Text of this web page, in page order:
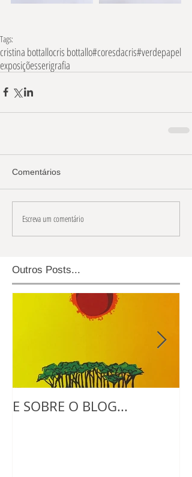
Tags:
cristina bottallocris bottallo#coresdacris#verdepapel
exposiçõesserigrafia
Comentários
Escreva um comentário
Outros Posts...
E SOBRE O BLOG...